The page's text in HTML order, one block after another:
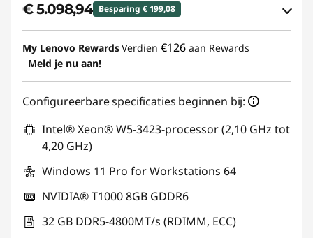
€ 5.098,94 Besparing € 199,08
eCoupon-besparingen :-€ 199,08
eCoupon gebruiken :
My Lenovo RewardsVerdien €126 aan Rewards
Meld je nu aan!
Configureerbare specificaties beginnen bij:
Intel® Xeon® W5-3423-processor (2,10 GHz tot
4,20 GHz)
Windows 11 Pro for Workstations 64
NVIDIA® T1000 8GB GDDR6
32 GB DDR5-4800MT/s (RDIMM, ECC)